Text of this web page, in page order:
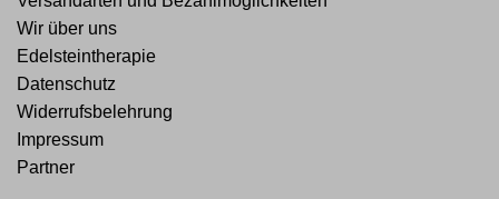
Wir über uns
Edelsteintherapie
Datenschutz
Widerrufsbelehrung
Impressum
Partner